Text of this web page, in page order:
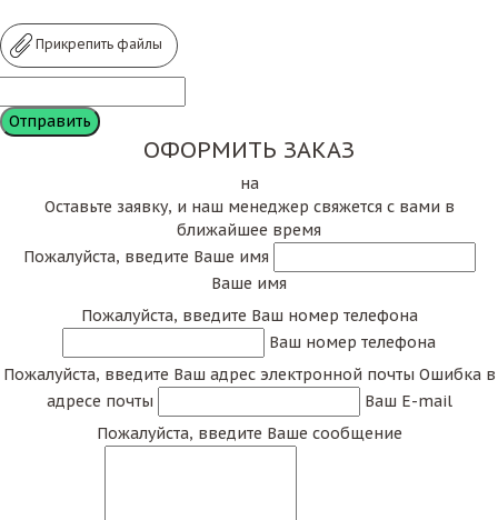
Прикрепить файлы
ОФОРМИТЬ ЗАКАЗ
на
Оставьте заявку, и наш менеджер свяжется с вами в
ближайшее время
Пожалуйста, введите Ваше имя
Ваше имя
Пожалуйста, введите Ваш номер телефона
Ваш номер телефона
Пожалуйста, введите Ваш адрес электронной почты Ошибка в
адресе почты
Ваш E-mail
Пожалуйста, введите Ваше сообщение